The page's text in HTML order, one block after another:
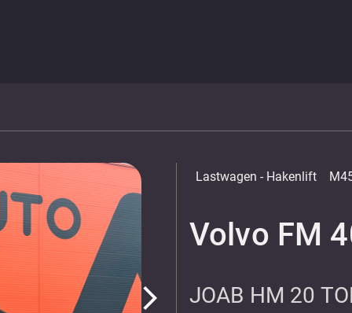
arrow_forward_ios
Lastwagen - Hakenlift
Volvo FM
JOAB HM 20